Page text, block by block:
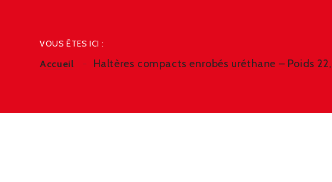
VOUS ÊTES ICI :
Accueil Haltères compacts enrobés uréthane – Poids